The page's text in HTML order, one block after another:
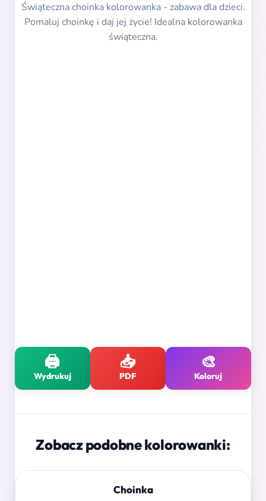
Świąteczna choinka kolorowanka - zabawa dla dzieci.
Pomaluj choinkę i daj jej życie! Idealna kolorowanka
świąteczna.
🖨️
Wydrukuj
📥
PDF
🎨
Koloruj
Zobacz podobne kolorowanki:
Choinka